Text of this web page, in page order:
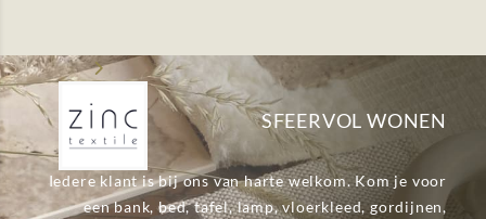
SFEERVOL WONEN
Iedere klant is bij ons van harte welkom. Kom je voor
een bank, bed, tafel, lamp, vloerkleed, gordijnen,